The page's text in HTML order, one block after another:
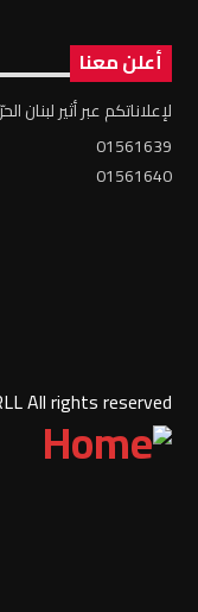
أعلن معنا
لإعلاناتكم عبر أثير لبنان
01561639
01561640
All rights reserved